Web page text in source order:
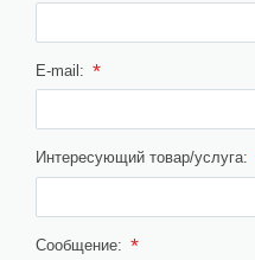
E-mail: *
Интересующий товар/услуга:
Сообщение: *